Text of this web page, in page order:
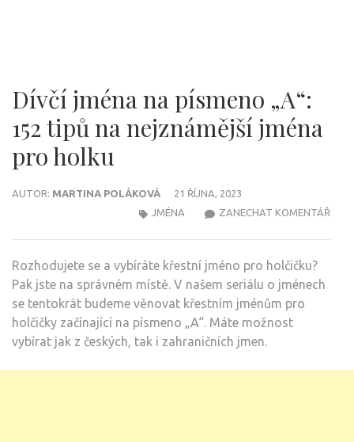
Dívčí jména na písmeno „A“:
152 tipů na nejznámější jména
pro holku
AUTOR: MARTINA POLÁKOVÁ
21 ŘÍJNA, 2023
ZANECHAT KOMENTÁŘNA
JMÉNA
Rozhodujete se a vybíráte křestní jméno pro holčičku?
Pak jste na správném místě. V našem seriálu o jménech
se tentokrát budeme věnovat křestním jménům pro
holčičky začínající na písmeno „A“. Máte možnost
vybírat jak z českých, tak i zahraničních jmen.